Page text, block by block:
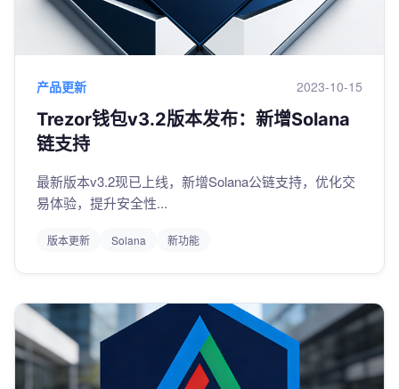
产品更新 2023-10-15
Trezor钱包v3.2版本发布：新增Solana
链支持
最新版本v3.2现已上线，新增Solana公链支持，优化交
易体验，提升安全性...
版本更新 Solana 新功能